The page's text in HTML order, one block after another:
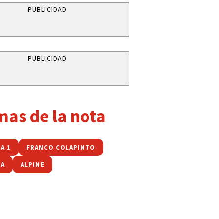
PUBLICIDAD
PUBLICIDAD
de la nota
1 FRANCO COLAPINTO
ALPINE